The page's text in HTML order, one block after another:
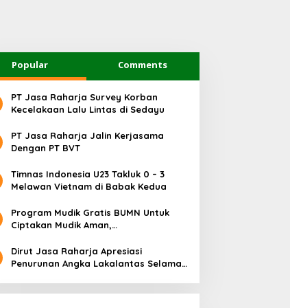
Popular Comments
PT Jasa Raharja Survey Korban
Kecelakaan Lalu Lintas di Sedayu
PT Jasa Raharja Jalin Kerjasama
Dengan PT BVT
Timnas Indonesia U23 Takluk 0 – 3
Melawan Vietnam di Babak Kedua
Program Mudik Gratis BUMN Untuk
Ciptakan Mudik Aman,
Dirut Jasa Raharja Apresiasi
Penurunan Angka Lakalantas Selama